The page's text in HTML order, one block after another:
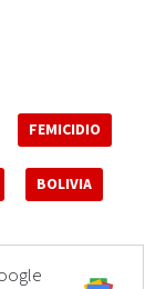
FEMICIDIO
BOLIVIA